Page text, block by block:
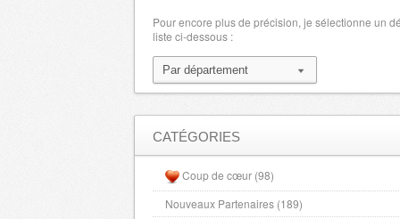
Mayenne
Meurthe et Moselle
Meuse - 55000 , (fr)
Morbihan - 56000 , (fr)
Moselle
Nievre - 58000 , (fr)
Nord - 59000 , (fr)
Alpes Maritimes - 6000 , (fr)
Oise - 60000 , (fr)
Pour encore plus de précision, je sélectionne un
liste ci-dessous :
CATÉGORIES
Coup de cœur (98)
Nouveaux Partenaires (189)